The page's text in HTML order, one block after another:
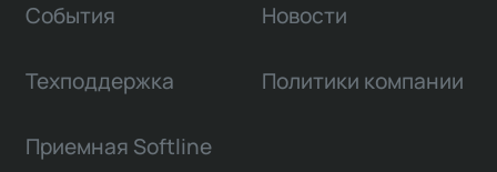
События Новости
Техподдержка Политики компании
Приемная Softline